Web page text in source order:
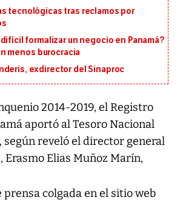
tecnológicas tras reclamos por
formalizar un negocio en Panamá?
menos burocracia
exdirector del Sinaproc
2014-2019, el Registro
aportó al Tesoro Nacional
reveló el director general
Erasmo Elias Muñoz Marín,
prensa colgada en el sitio web